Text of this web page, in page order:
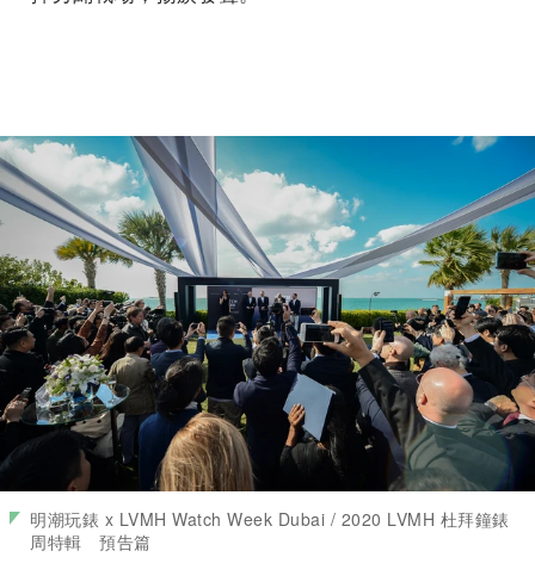
明潮玩錶 x LVMH Watch Week Dubai / 2020 LVMH 杜拜鐘錶
周特輯 預告篇